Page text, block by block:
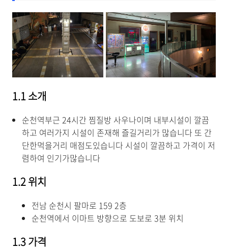
1.1 소개
순천역부근 24시간 찜질방 사우나이며 내부시설이 깔끔
하고 여러가지 시설이 존재해 즐길거리가 많습니다 또 간
단한먹을거리 매점도있습니다 시설이 깔끔하고 가격이 저
렴하여 인기가많습니다
1.2 위치
전남 순천시 팔마로 159 2층
순천역에서 이마트 방향으로 도보로 3분 위치
1.3 가격